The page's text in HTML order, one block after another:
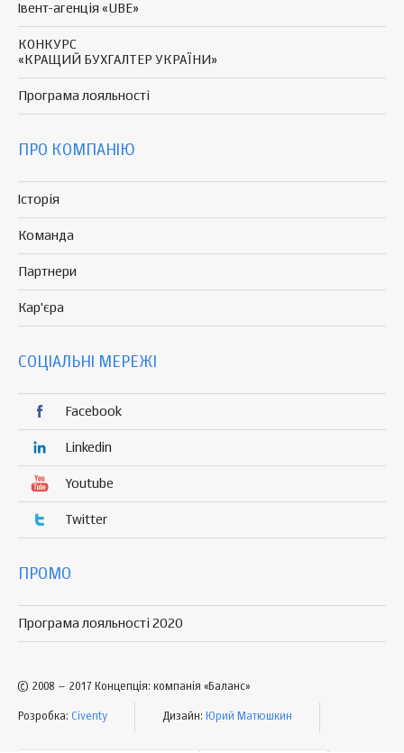
Івент-агенція «UBE»
КОНКУРС
«КРАЩИЙ БУХГАЛТЕР УКРАЇНИ»
Програма лояльності
ПРО КОМПАНІЮ
Історія
Команда
Партнери
Кар'єра
СОЦІАЛЬНІ МЕРЕЖІ
Facebook
Linkedin
Youtube
Twitter
ПРОМО
Програма лояльності 2020
© 2008 – 2017 Концепція: компанія «Баланс»
Розробка: Civenty Дизайн: Юрий Матюшкин